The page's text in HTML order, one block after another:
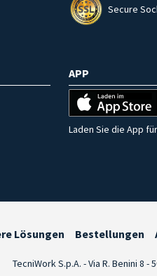
Secure
APP
Laden Sie die App
Lösungen Bestellungen
TecniWork S.p.A. - Via R. Benini 8 -